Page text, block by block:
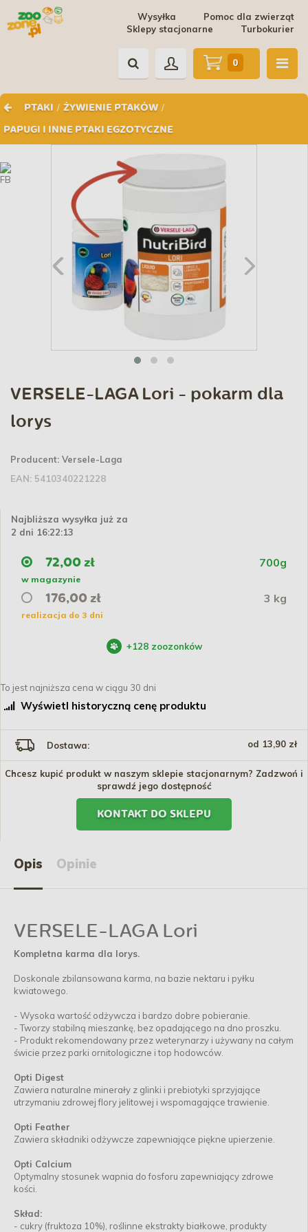
Pomoc dla zwierząt
Wysyłka
Turbokurier
Sklepy stacjonarne
PTAKI / ŻYWIENIE PTAKÓW /
PAPUGI I INNE PTAKI EGZOTYCZNE
0
VERSELE-LAGA Lori - pokarm dla
lorys
Producent: Versele-Laga
EAN: 5410340221228
Najbliższa wysyłka już za
2 dni 16:22:12
72,00 zł 700g
w magazynie
176,00 zł 3 kg
realizacja do 3 dni
+128 zoozonków
To jest najniższa cena w ciągu 30 dni
Wyświetl historyczną cenę produktu
Dostawa: od 13,90 zł
Chcesz kupić produkt w naszym sklepie stacjonarnym? Zadzwoń i
sprawdź jego dostępność
KONTAKT DO SKLEPU
Opis Opinie
VERSELE-LAGA Lori
Kompletna karma dla lorys.
Doskonale zbilansowana karma, na bazie nektaru i pyłku
kwiatowego.
- Wysoka wartość odżywcza i bardzo dobre pobieranie.
- Tworzy stabilną mieszankę, bez opadającego na dno proszku.
- Produkt rekomendowany przez weterynarzy i używany na całym
świcie przez parki ornitologiczne i top hodowców.
Opti Digest
Zawiera naturalne minerały z glinki i prebiotyki sprzyjające
utrzymaniu zdrowej flory jelitowej i wspomagające trawienie.
Opti Feather
Zawiera składniki odżywcze zapewniające piękne upierzenie.
Opti Calcium
Optymalny stosunek wapnia do fosforu zapewniający zdrowe
kości.
Skład:
- cukry (fruktoza 10%), roślinne ekstrakty białkowe, produkty